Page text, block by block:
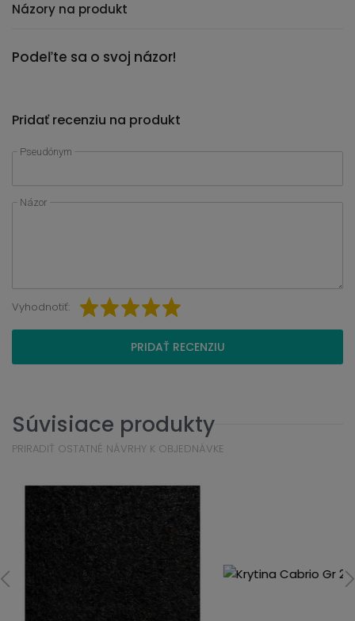
Názory na produkt
Podeľte sa o svoj názor!
Pridať recenziu na produkt
Pseudónym
Názor
Vyhodnotiť:
PRIDAŤ RECENZIU
Súvisiace produkty
PRIRADIŤ OSTATNÉ NÁVRHY K OBJEDNÁVKE